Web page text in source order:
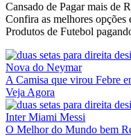
Cansado de Pagar mais de
Confira as melhores opções
Produtos de Futebol
Nova do Neymar
A Camisa que virou Febre
Veja Agora
Inter Miami Messi
O Melhor do Mundo bem